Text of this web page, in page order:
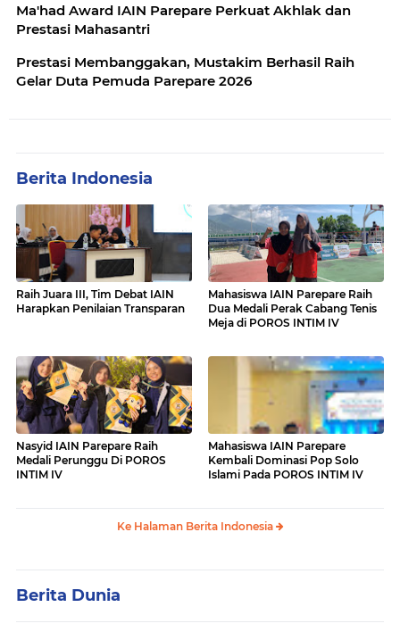
Ma'had Award IAIN Parepare Perkuat Akhlak dan
Prestasi Mahasantri
Prestasi Membanggakan, Mustakim Berhasil Raih
Gelar Duta Pemuda Parepare 2026
Berita Indonesia
Raih Juara III, Tim Debat IAIN
Harapkan Penilaian Transparan
Mahasiswa IAIN Parepare Raih
Dua Medali Perak Cabang Tenis
Meja di POROS INTIM IV
Nasyid IAIN Parepare Raih
Medali Perunggu Di POROS
INTIM IV
Mahasiswa IAIN Parepare
Kembali Dominasi Pop Solo
Islami Pada POROS INTIM IV
Ke Halaman Berita Indonesia
Berita Dunia